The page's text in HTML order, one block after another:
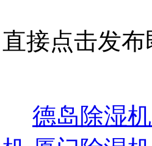
接点击发
德岛除湿